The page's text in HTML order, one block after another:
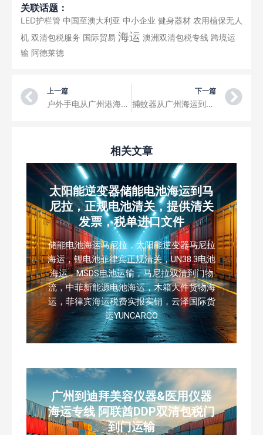
关联话题：
LED护栏管 中国至澳大利亚 中小企业 健身器材 农用植保无人
机 双清包税服务 国际贸易 海运 澳洲双清包税专线 跨境运
输 阿德莱德
Prev
上一篇
户外手电从广州港海运到肯尼亚Mombasa蒙巴萨，非洲拼箱港到港运输CIF
下一篇
捕蚊器从广州海运到尼日利亚Lagos拉各斯，散货拼箱港到港海运CIF
相关文章
太阳能逆变器储能电池海运到马
尼拉，正规电池清关，提供清关
发票，税单进口文件
储能电池海运马尼拉，太阳能逆变器马尼拉
海运，锂电池菲律宾正规清关，UN38.3电池
海运，MSDS电池运输，马尼拉双清到门物
流，中菲新能源电池海运，木箱大件货物海
运，菲律宾海运税费实报实销，云泽国际货
运YUNCARGO
广州到迪拜美容仪器&医用仪器
海运专线 阿联酋DDP双清包税门
到门运输